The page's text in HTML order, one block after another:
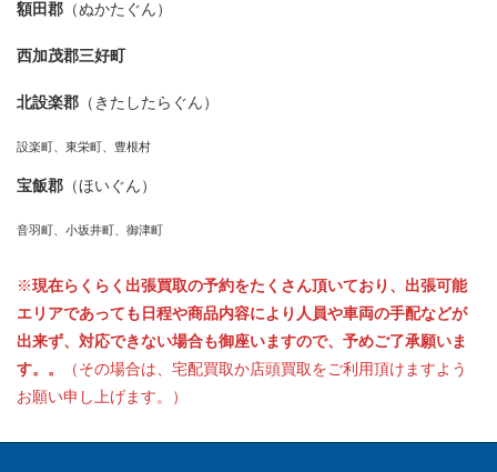
額田郡 （ぬかたぐん）
西加茂郡三好町
北設楽郡 （きたしたらぐん）
設楽町、東栄町、豊根村
宝飯郡 （ほいぐん）
音羽町、小坂井町、御津町
※現在らくらく出張買取の予約をたくさん頂いており、出張可能
エリアであっても日程や商品内容により人員や車両の手配などが
出来ず、対応できない場合も御座いますので、予めご了承願いま
す。。
（その場合は、宅配買取か店頭買取をご利用頂けますよう
お願い申し上げます。）